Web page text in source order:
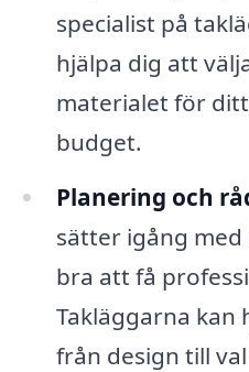
specialist på
hjälpa dig att
materialet för
budget.
Planering och
sätter igång
bra att få
Takläggarna kan
från design till